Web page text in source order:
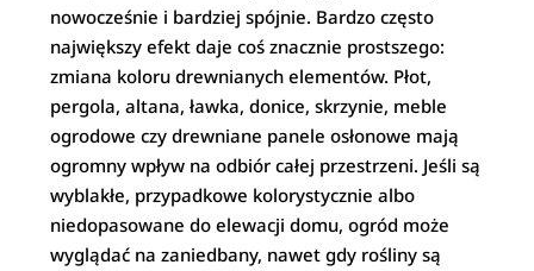
nowocześnie i bardziej spójnie. Bardzo często
największy efekt daje coś znacznie prostszego:
zmiana koloru drewnianych elementów. Płot,
pergola, altana, ławka, donice, skrzynie, meble
ogrodowe czy drewniane panele osłonowe mają
ogromny wpływ na odbiór całej przestrzeni. Jeśli są
wyblakłe, przypadkowe kolorystycznie albo
niedopasowane do elewacji domu, ogród może
wyglądać na zaniedbany, nawet gdy rośliny są